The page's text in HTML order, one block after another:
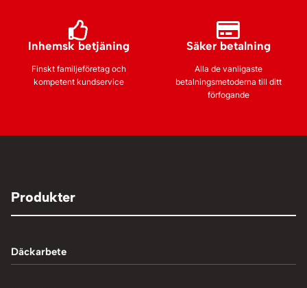
Inhemsk betjäning
Finskt familjeföretag och
kompetent kundservice
Säker betalning
Alla de vanligaste
betalningsmetoderna till ditt
förfogande
Produkter
Däckarbete